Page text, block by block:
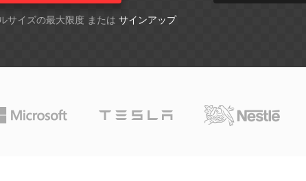
サイズの最大限度 または サインアップ